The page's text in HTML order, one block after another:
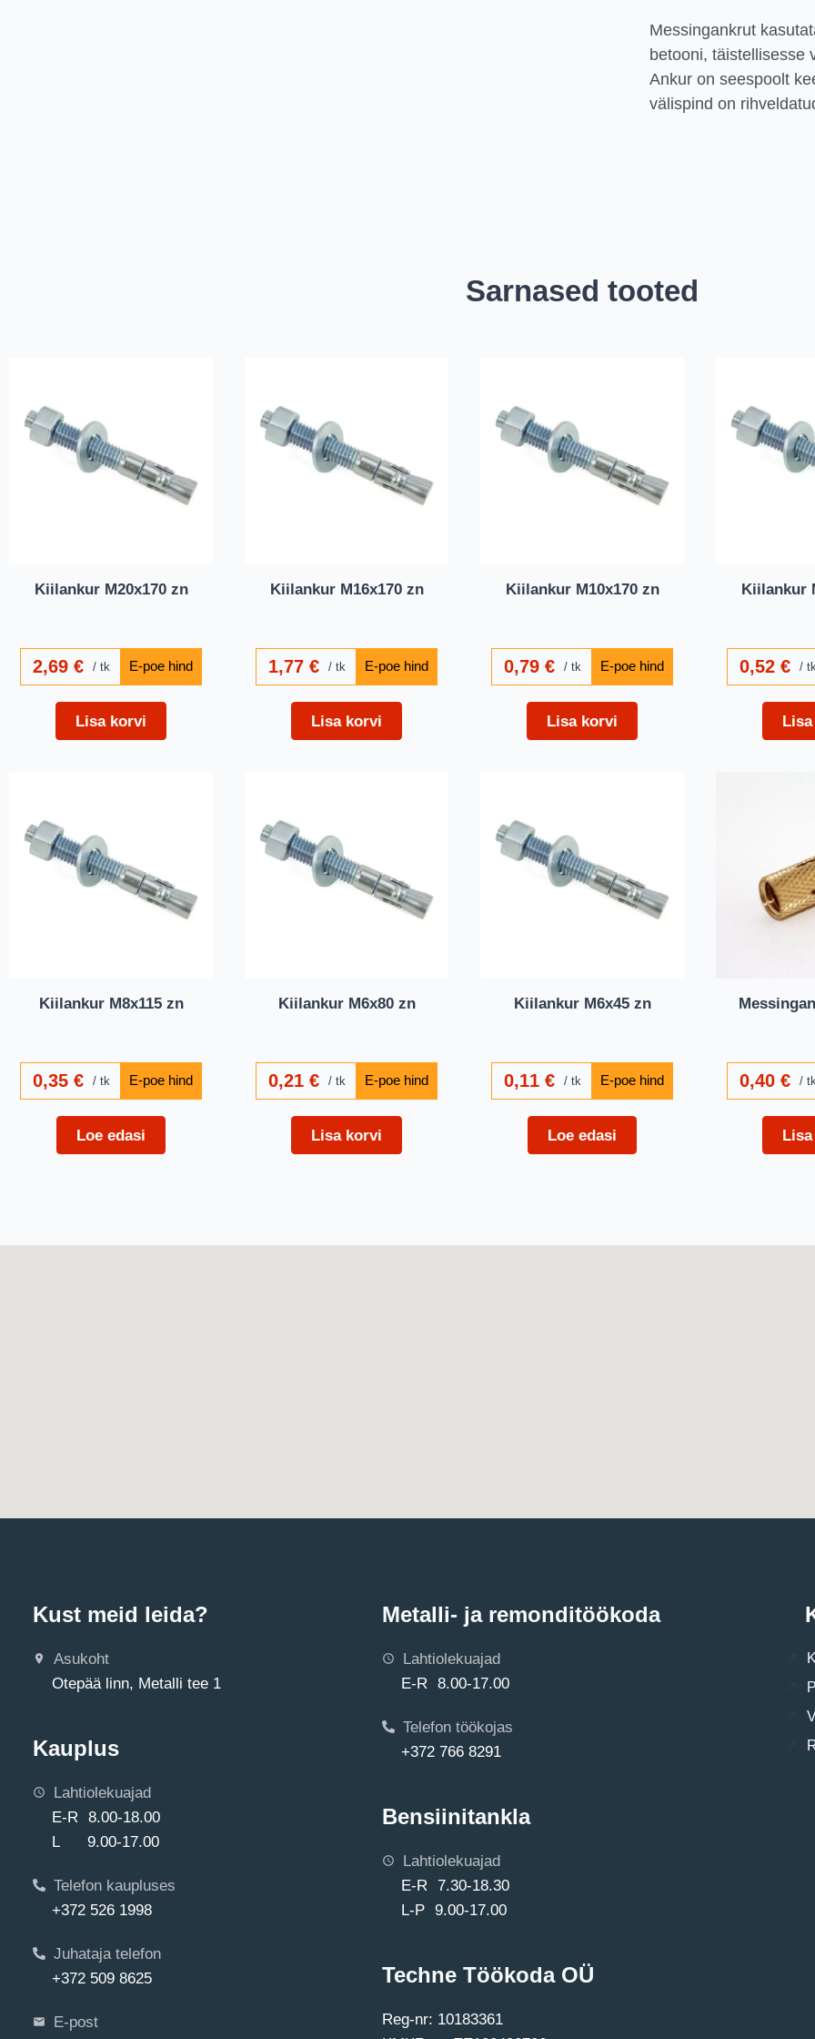
Messingankrut
betooni, täistellisesse
Ankur on seespoolt
välispind on
Sarnased tooted
Kiilankur M20x170 zn
2,69€ tk
Lisa korvi
Kiilankur M16x170 zn
1,77€ tk
Lisa korvi
Kiilankur M10x170 zn
0,79€ tk
Lisa korvi
Kiilankur
0,52€ tk
Kiilankur M8x115 zn
0,35€ tk
Loe edasi
Kiilankur M6x80 zn
0,21€ tk
Lisa korvi
Kiilankur M6x45 zn
0,11€ tk
Loe edasi
0,40€ tk
Kust meid leida?
Asukoht
Otepää linn, Metalli tee 1
Kauplus
Lahtiolekuajad
E-R 8.00-18.00
L 9.00-17.00
Telefon kaupluses
+372 526 1998
Juhataja telefon
+372 509 8625
E-post
Metalli- ja remonditöökoda
Lahtiolekuajad
E-R 8.00-17.00
Telefon töökojas
+372 766 8291
Bensiinitankla
Lahtiolekuajad
E-R 7.30-18.30
L-P 9.00-17.00
Techne Töökoda OÜ
Reg-nr: 10183361